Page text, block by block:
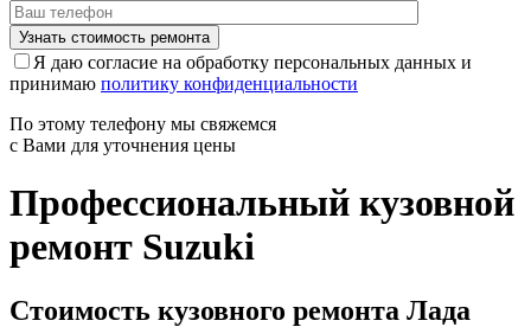
Я даю согласие на обработку персональных данных и
принимаю политику конфиденциальности
По этому телефону мы свяжемся
с Вами для уточнения цены
Профессиональный кузовной
ремонт Suzuki
Стоимость кузовного ремонта Лада